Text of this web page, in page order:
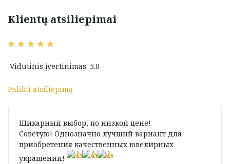
Klientų atsiliepimai
Vidutinis įvertinimas: 5.0
Palikti atsiliepimą
Шикарный выбор, по низкой цене!
Советую! Однозначно лучший вариант для
приобретения качественных ювелирных
украшений!